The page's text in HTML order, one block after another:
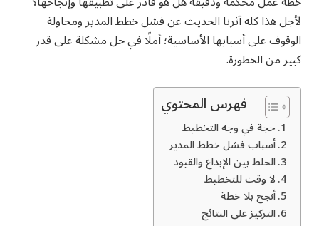
لأجل هذا كله آثرنا الحديث عن فشل خطط المدير ومحاولة
الوقوف على أسبابها الأساسية؛ أملًا في حل مشكلة على قدر
كبير من الخطورة.
فهرس المحتوي
حجة في وجه التخطيط
أسباب فشل خطط المدير
الخلط بين الإبداع والقيود
لا وقت للتخطيط
أنجح بلا خطة
التركيز على النتائج